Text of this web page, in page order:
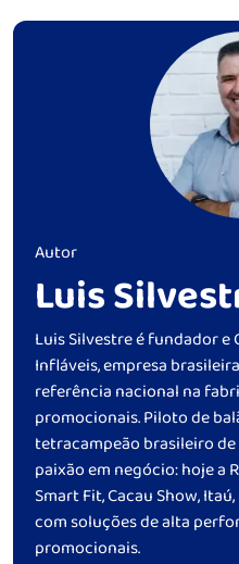
Autor
Luis
Luis Silvestre é fundador e
Infláveis, empresa
referência nacional na
promocionais. Piloto de
tetracampeão brasileiro
paixão em negócio: hoje a
Smart Fit, Cacau Show,
com soluções de alta
promocionais.